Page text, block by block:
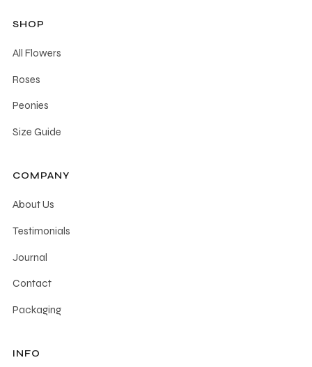
SHOP
All Flowers
Roses
Peonies
Size Guide
COMPANY
About Us
Testimonials
Journal
Contact
Packaging
INFO